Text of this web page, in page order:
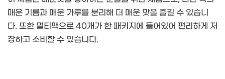
매운 기름과 매운 가루를 분리해 더 매운 맛을 즐길 수 있습니
다. 또한 멀티팩으로 40개가 한 패키지에 들어있어 편리하게 저
장하고 소비할 수 있습니다.